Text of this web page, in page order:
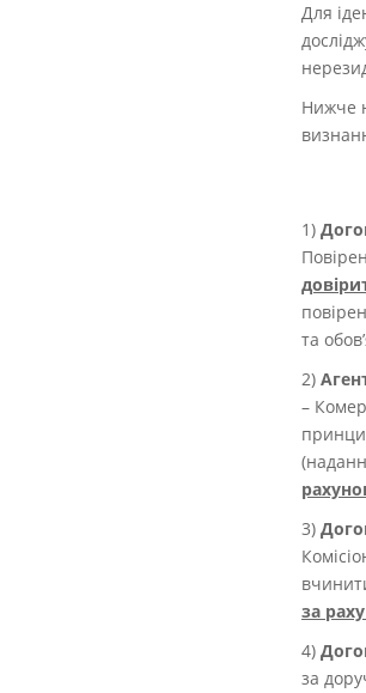
Для
Нижче
1)
та
2)
–
3)
за
4)
за